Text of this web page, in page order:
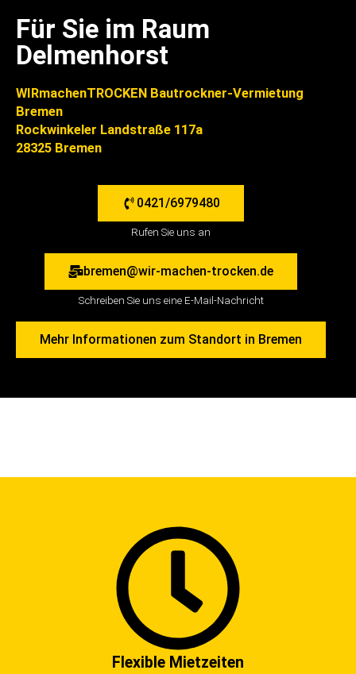
Für Sie im Raum
Delmenhorst
WIRmachenTROCKEN Bautrockner-Vermietung
Bremen
Rockwinkeler Landstraße 117a
28325 Bremen
0421/6979480
Rufen Sie uns an
bremen@wir-machen-trocken.de
Schreiben Sie uns eine E-Mail-Nachricht
Mehr Informationen zum Standort in Bremen
Flexible Mietzeiten